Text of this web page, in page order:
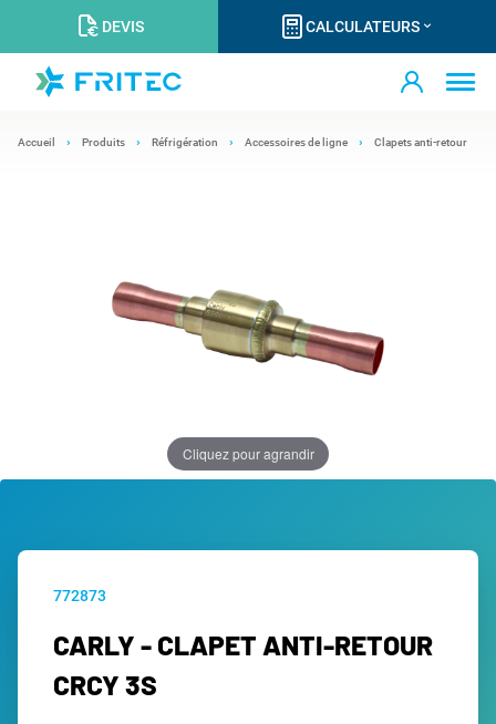
DEVIS CALCULATEURS
Accueil Produits Réfrigération Accessoires de ligne Clapets anti-retour
Cliquez pour agrandir
772873
CARLY - CLAPET ANTI-RETOUR
CRCY 3S